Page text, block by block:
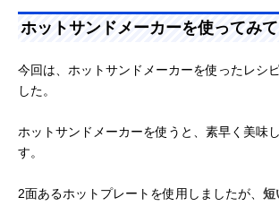
ホットサンドメーカーを使ってみて
今回は、ホットサンドメーカーを使ったレシ
した。
ホットサンドメーカーを使うと、素早く美味
す。
2面あるホットプレートを使用しましたが、 短